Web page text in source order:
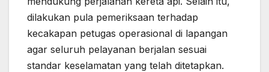
dilakukan pula pemeriksaan terhadap
kecakapan petugas operasional di lapangan
agar seluruh pelayanan berjalan sesuai
standar keselamatan yang telah ditetapkan.